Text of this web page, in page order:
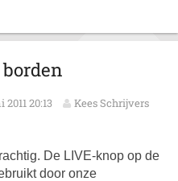
2011 20:13
Kees Schrijvers
De LIVE-knop op de
door onze